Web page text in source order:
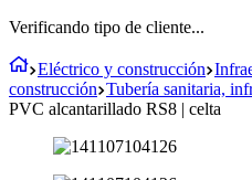
Verificando tipo de cliente...
Eléctrico y construcción
construcción Tubería sanitaria,
PVC alcantarillado RS8 | celta